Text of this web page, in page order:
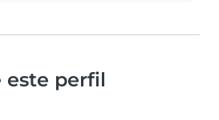
este perfil